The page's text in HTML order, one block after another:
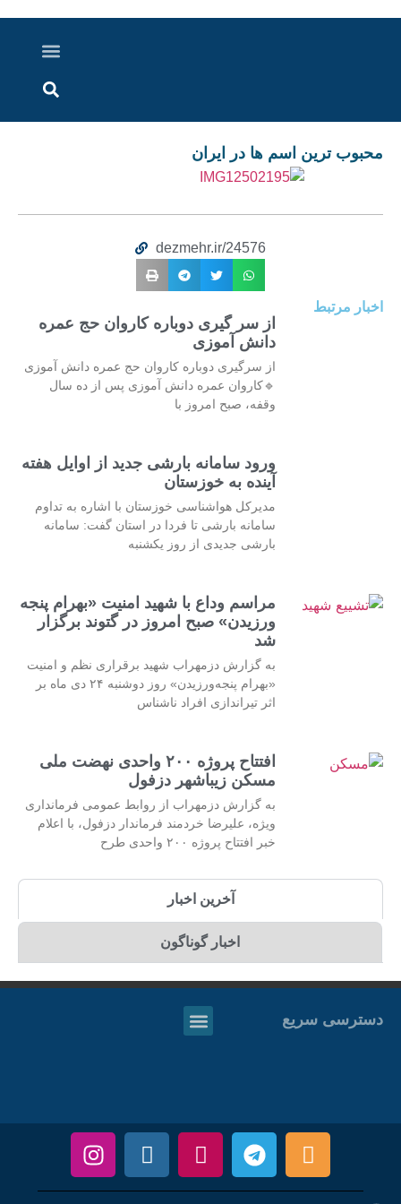
محبوب ترين اسم ها در ايران
dezmehr.ir/24576
اخبار مرتبط
از سر گیری دوباره کاروان حج عمره
دانش آموزی
از سرگیری دوباره کاروان حج عمره دانش آموزی
🔹کاروان عمره دانش آموزی پس از ده سال
وقفه، صبح امروز با
ورود سامانه بارشی جدید از اوایل هفته
آینده به خوزستان
مدیرکل هواشناسی خوزستان با اشاره به تداوم
سامانه بارشی تا فردا در استان گفت: سامانه
بارشی جدیدی از روز یکشنبه
مراسم وداع با شهید امنیت «بهرام پنجه
ورزیدن» صبح امروز در گتوند برگزار
شد
به گزارش دزمهراب شهید برقراری نظم و امنیت
«بهرام پنجه‌ورزیدن» روز دوشنبه ۲۴ دی ماه بر
اثر تیراندازی افراد ناشناس
افتتاح پروژه ۲۰۰ واحدی نهضت ملی
مسکن زیباشهر دزفول
به گزارش دزمهراب از روابط عمومی فرمانداری
ویژه، علیرضا خردمند فرماندار دزفول، با اعلام
خبر افتتاح پروژه ۲۰۰ واحدی طرح
آخرین اخبار
اخبار گوناگون
دسترسی سریع